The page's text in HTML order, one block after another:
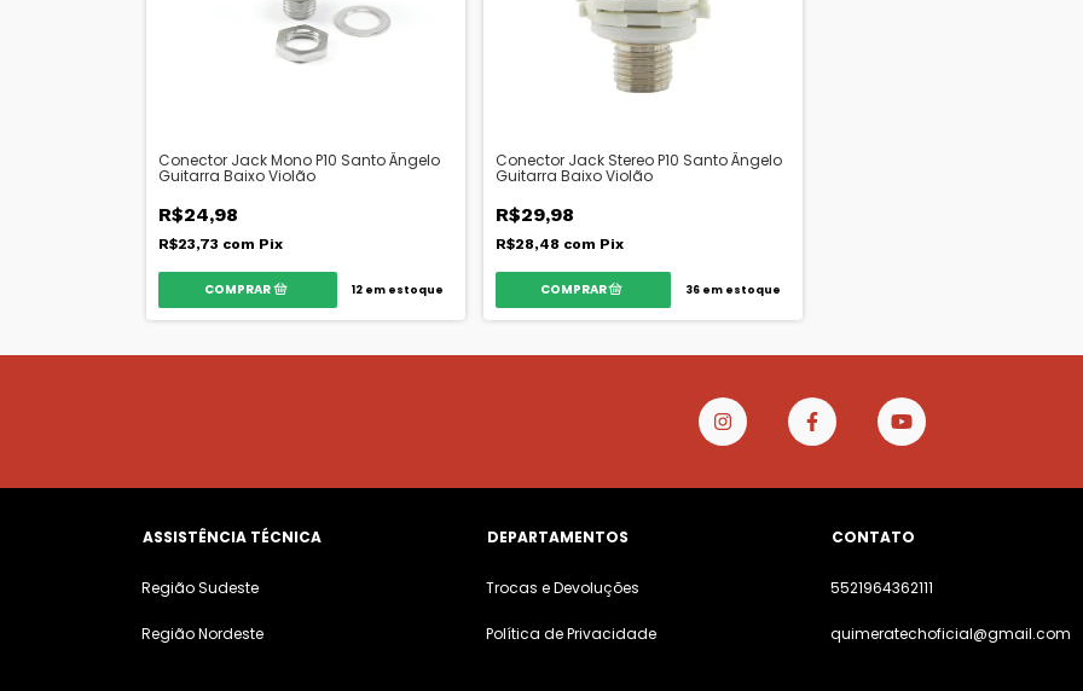
Conector Jack Mono P10 Santo Ângelo
Guitarra Baixo Violão
R$24,98
R$23,73 com Pix
12em estoque
Conector Jack Stereo P10 Santo Ângelo
Guitarra Baixo Violão
R$29,98
R$28,48 com Pix
36em estoque
ASSISTÊNCIA TÉCNICA
Região Sudeste
Região Nordeste
DEPARTAMENTOS
Trocas e Devoluções
Política de Privacidade
CONTATO
5521964362111
quimeratechoficial@gmail.com